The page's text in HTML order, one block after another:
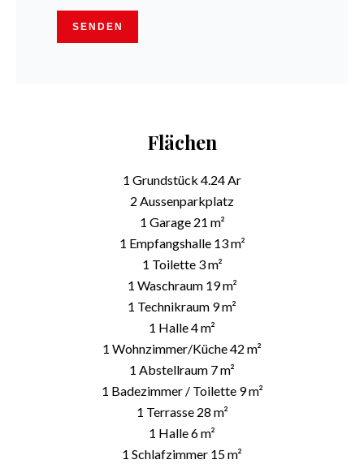
SENDEN
Flächen
1 Grundstück 4.24 Ar
2 Aussenparkplatz
1 Garage 21 m²
1 Empfangshalle 13 m²
1 Toilette 3 m²
1 Waschraum 19 m²
1 Technikraum 9 m²
1 Halle4 m²
1 Wohnzimmer/Küche42 m²
1 Abstellraum 7 m²
1 Badezimmer / Toilette 9 m²
1 Terrasse 28 m²
1 Halle6 m²
1 Schlafzimmer 15 m²